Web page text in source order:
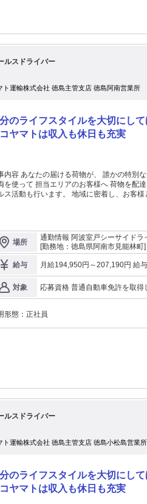
ルスドライバー
ト運輸株式会社 徳島主管支店 徳島阿南営業所
のライフスタイルを大切にし
ヤマトは収入も休日も充実
容 あなたの届ける荷物が、 誰かの特別な一日をつくる
を使って 担当エリアのお客様へ 荷物を配
ス活動も行います。 地域に密着し、お客
約2カ月間の座学と 実技研修カリキュラム
バーデビュー 免許取得後、トラック運転
ら 配達や集荷を行います。 ●08:00出勤 管理者と朝礼・点呼を行い、 体
当日の業務内容を確認 当日配達する荷物
ート 配送アプリを参考に、 効率的なルー
●12:00お昼休み ●13:30中間点呼・ミーテ
面の確認を実施 ●14:00配送・集荷・商談
●18:30荷卸し 営業所に戻り、 お預かりし
ぎ ●18:50点呼 管理者に報告を行い、 1日
場所
通勤情報 阿波室戸シーサイド
[勤務地：徳島県阿南市見能林町]
給与
月給194,950円～207,190円 給与 手当や
月収36万円／年収456万円 入社５年目 月収39万円／
円／年収406万円 入社５年目 月収35万円／年収516万円 ※試用
条件 通勤手当 1ヶ月分の定期代相当額 ※社内規定による 昇給・昇格 半期に１回の昇給、 １年間に１回昇格のチ
対象
応募資格 普通自動車免許を取得してから １年
形態： 正社員
ルスドライバー
ト運輸株式会社 徳島主管支店 徳島小松島営業所
のライフスタイルを大切にし
ヤマトは収入も休日も充実